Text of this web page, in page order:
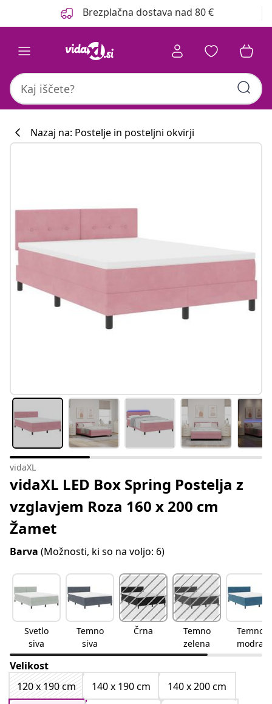
Brezplačna dostava nad 80 €
Nazaj na: Postelje in posteljni okvirji
vidaXL
vidaXL LED Box Spring Postelja z
vzglavjem Roza 160 x 200 cm
Žamet
Barva (Možnosti, ki so na voljo: 6)
Svetlo
siva
Temno
siva
Črna
Temno
zelena
Temno
modra
Velikost
120 x 190 cm
140 x 190 cm
140 x 200 cm